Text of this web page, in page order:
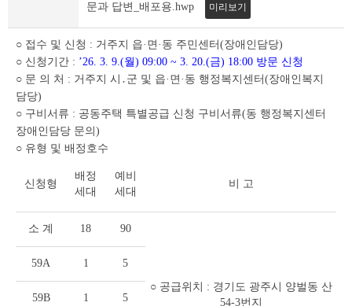
문과 답변_배포용.hwp
미리보기
○ 접수 및 신청 : 거주지 읍·면·동 주민센터(장애인담당)
○ 신청기간 : ’26. 3. 9.(월) 09:00 ~ 3. 20.(금) 18:00 방문 신청
○ 문 의 처 : 거주지 시․군 및 읍·면·동 행정복지센터(장애인복지
담당)
○ 구비서류 : 공동주택 특별공급 신청 구비서류(동 행정복지센터
장애인담당 문의)
○ 유형 및 배정호수
신청형
배정
세대
예비
세대
비 고
소 계 18 90
○ 공급위치 : 경기도 광주시 양벌동 산
54-3번지
59A 1 5
59B 1 5